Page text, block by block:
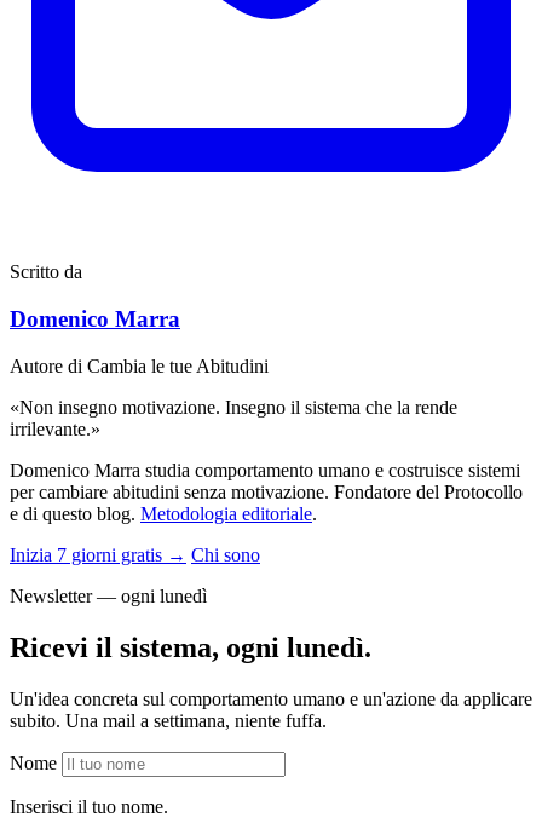
Scritto da
Domenico Marra
Autore di Cambia le tue Abitudini
«Non insegno motivazione. Insegno il sistema che la rende
irrilevante.»
Domenico Marra studia comportamento umano e costruisce sistemi
per cambiare abitudini senza motivazione. Fondatore del Protocollo
e di questo blog. Metodologia editoriale.
Inizia 7 giorni gratis → Chi sono
Newsletter — ogni lunedì
Ricevi il sistema, ogni lunedì.
Un'idea concreta sul comportamento umano e un'azione da applicare
subito. Una mail a settimana, niente fuffa.
Nome
Inserisci il tuo nome.